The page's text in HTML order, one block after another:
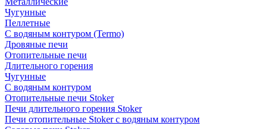
Чугунные
Пеллетные
С водяным контуром (Termo)
Дровяные печи
Отопительные печи
Длительного горения
Чугунные
C водяным контуром
Отопительные печи Stoker
Печи длительного горения Stoker
Печи отопительные Stoker с водяным контуром